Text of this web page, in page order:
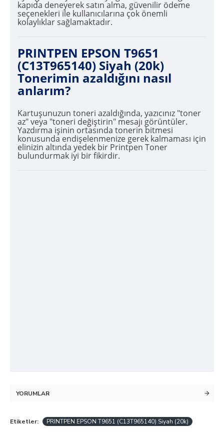
kapıda deneyerek satın alma, güvenilir ödeme
seçenekleri ile kullanıcılarına çok önemli
kolaylıklar sağlamaktadır.
PRINTPEN EPSON T9651
(C13T965140) Siyah (20k)
Tonerimin azaldığını nasıl
anlarım?
Kartuşunuzun toneri azaldığında, yazıcınız "toner
az" veya "toneri değiştirin" mesajı görüntüler.
Yazdırma işinin ortasında tonerin bitmesi
konusunda endişelenmenize gerek kalmaması için
elinizin altında yedek bir Printpen Toner
bulundurmak iyi bir fikirdir.
YORUMLAR
Etiketler: PRINTPEN EPSON T9651 (C13T965140) Siyah (20k)